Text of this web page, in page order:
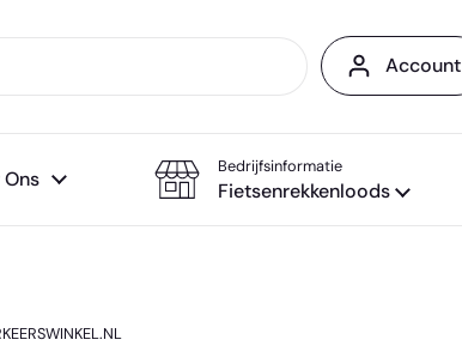
Account
Bedrijfsinformatie
Fietsenrekkenloods